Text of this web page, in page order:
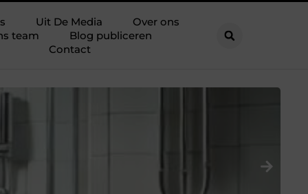
Uit De Media
Over ons
team
Blog publiceren
Contact